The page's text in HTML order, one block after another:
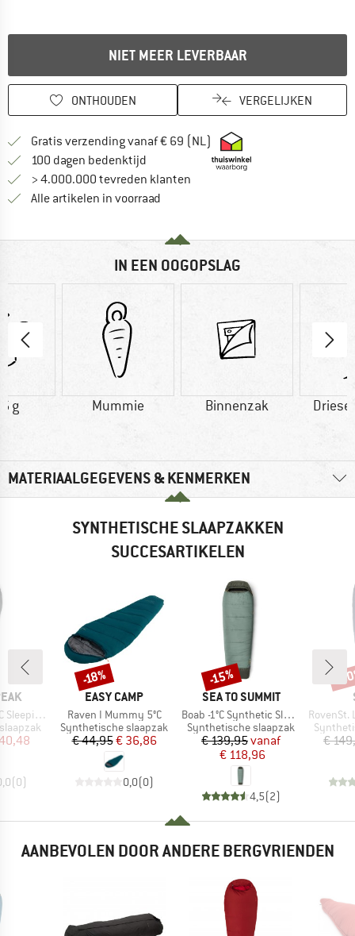
NIET MEER LEVERBAAR
ONTHOUDEN VERGELIJKEN
Gratis verzending vanaf € 69 (NL) Vind hier de
100 dagen bedenktijd Vind de betalingsinformatie hier!
> 4.000.000 tevreden klanten
Alle artikelen in voorraad
IN EEN OOGOPSLAG
g Mummie Binnenzak
MATERIAALGEGEVENS & KENMERKEN
SYNTHETISCHE SLAAPZAKKEN
SUCCESARTIKELEN
Bag
prijs
(0)
MERK
EASY CAMP
Artikel
Raven I Mummy 5°C
Productgroep
Synthetische slaapzak
Prijs
€ 44,95Verlaagde prijs
€ 36,86
0,0(0)
Korting
-18%
MERK
SEA TO SUMMIT
Artikel
Boab -1°C Synthetic Sleeping Bag
Productgroep
Synthetische slaapzak
Prijs
€ 139,95Verlaagde prijs
vanaf
€ 118,96
4,5(2)
Korting
-15%
Artikel
RovenSt. Lite
€
-
AANBEVOLEN DOOR ANDERE BERGVRIENDEN